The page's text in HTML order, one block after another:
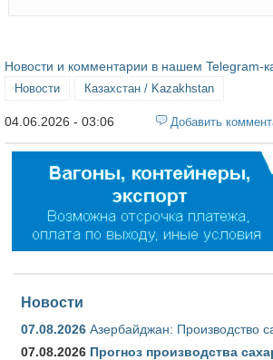
Новости и комментарии в нашем Telegram-
Новости Казахстан / Kazakhstan
04.06.2026 - 03:06 Добавить
Новости
07.08.2026 Азербайджан: Производство
07.08.2026 Прогноз производства